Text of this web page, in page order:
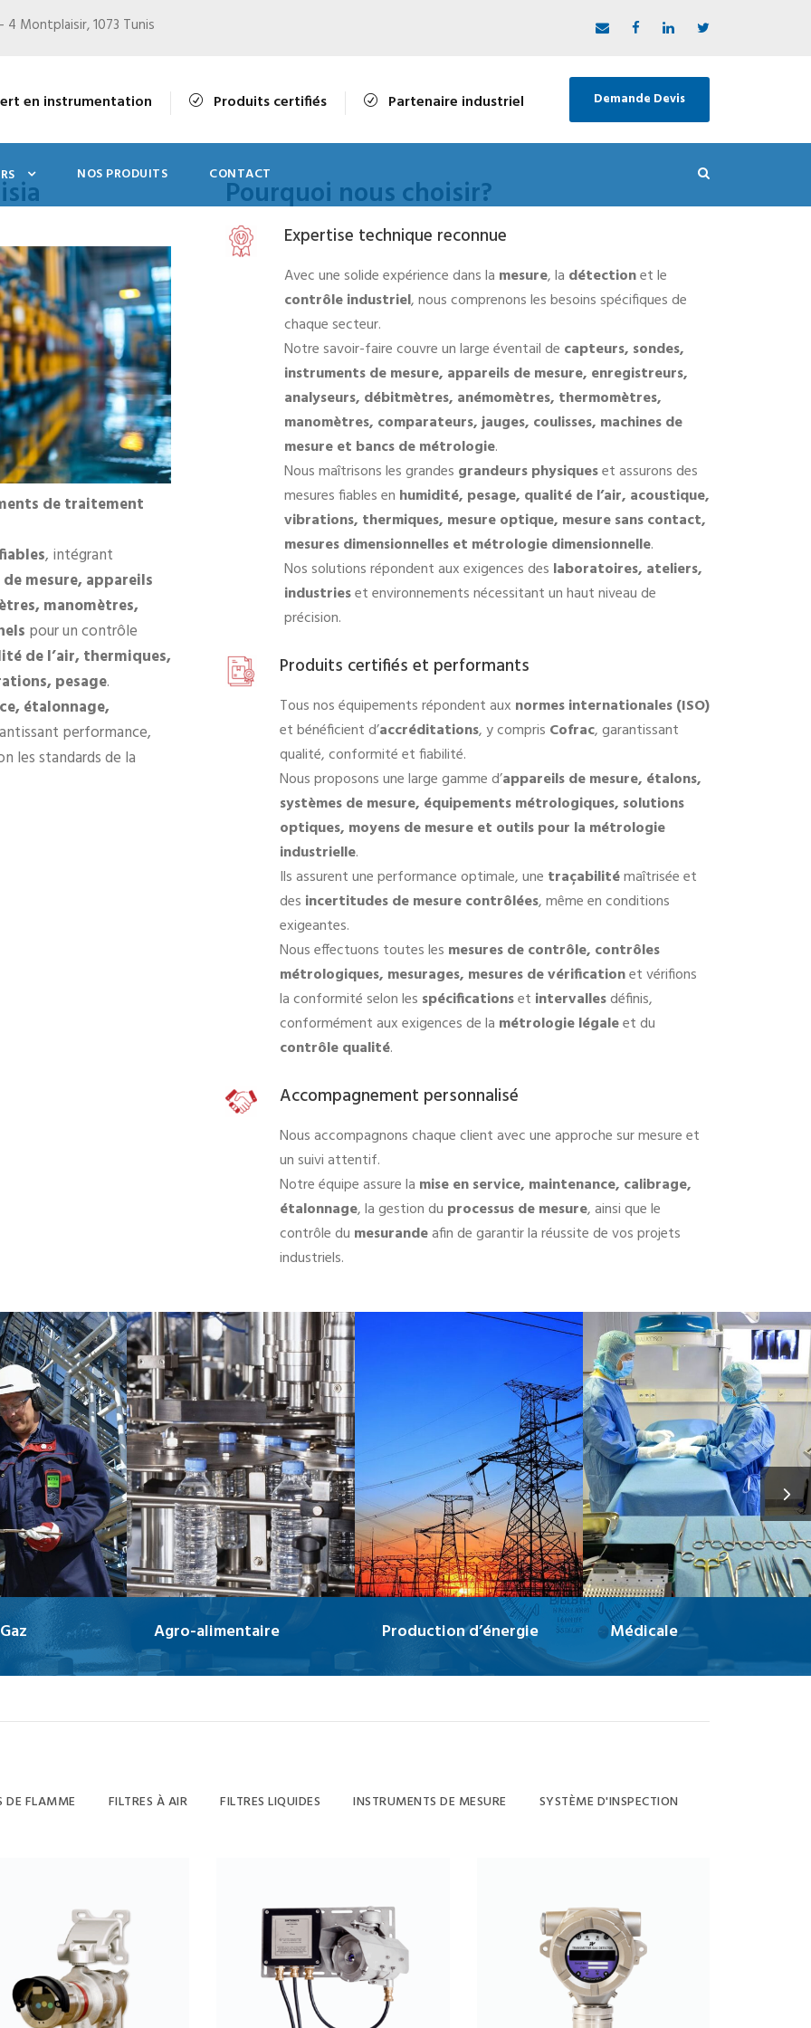
4 Montplaisir, 1073 Tunis
en instrumentation Produits certifiés Partenaire industriel Demande Devis
NOS PRODUITS CONTACT
de traitement
, intégrant
mesure, appareils
manomètres,
pour un contrôle
de l’air, thermiques,
pesage.
étalonnage,
performance,
les standards de la
Pourquoi nous choisir?
Expertise technique reconnue
Avec une solide expérience dans la mesure, la détectionet le
contrôle industriel, nous comprenons les besoins spécifiques de
chaque secteur.
Notre savoir-faire couvre un large éventail de capteurs, sondes,
instruments de mesure, appareils de mesure, enregistreurs,
analyseurs, débitmètres, anémomètres, thermomètres,
manomètres, comparateurs, jauges, coulisses, machines de
mesure et bancs de métrologie.
Nous maîtrisons les grandes grandeurs physiqueset assurons des
mesures fiables en humidité, pesage, qualité de l’air, acoustique,
vibrations, thermiques, mesure optique, mesure sans contact,
mesures dimensionnelles et métrologie dimensionnelle.
Nos solutions répondent aux exigences des laboratoires, ateliers,
industrieset environnements nécessitant un haut niveau de
précision.
Produits certifiés et performants
Tous nos équipements répondent aux normes internationales (ISO)
et bénéficient d’accréditations, y compris Cofrac, garantissant
qualité, conformité et fiabilité.
Nous proposons une large gamme d’appareils de mesure, étalons,
systèmes de mesure, équipements métrologiques, solutions
optiques, moyens de mesure et outils pour la métrologie
industrielle.
Ils assurent une performance optimale, une traçabilitémaîtrisée et
des incertitudes de mesure contrôlées, même en conditions
exigeantes.
Nous effectuons toutes les mesures de contrôle, contrôles
métrologiques, mesurages, mesures de vérificationet vérifions
la conformité selon les spécificationset intervallesdéfinis,
conformément aux exigences de la métrologie légaleet du
contrôle qualité.
Accompagnement personnalisé
Nous accompagnons chaque client avec une approche sur mesure et
un suivi attentif.
Notre équipe assure la mise en service, maintenance, calibrage,
étalonnage, la gestion du processus de mesure, ainsi que le
contrôle du mesurandeafin de garantir la réussite de vos projets
industriels.
& GAZ AGRO-ALIMENTAIRE
Agro-alimentaire
D’ÉNERGIE
Production d’énergie
MÉDICALE
Médicale
DE FLAMME FILTRES À AIR FILTRES LIQUIDES INSTRUMENTS DE MESURE SYSTÈME D'INSPECTION